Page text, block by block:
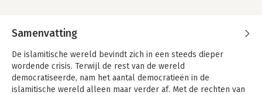
Samenvatting
De islamitische wereld bevindt zich in een steeds dieper
wordende crisis. Terwijl de rest van de wereld
democratiseerde, nam het aantal democratieën in de
islamitische wereld alleen maar verder af. Met de rechten van